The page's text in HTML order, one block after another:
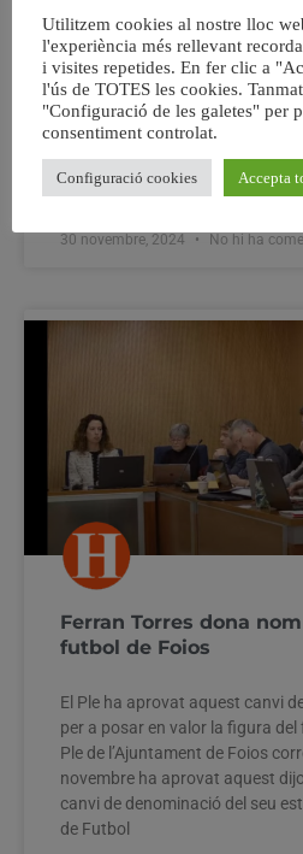
7 entitats i ciutadans
desembre, els guardons que
compromís amb el municipi. Els
de l’Eliana celebraran el pròxim 6
motiu del Dia de la Constitució,
En la gala, que enguany se
30 novembre, 2024 No hi ha
Ferran Torres dona
futbol de Foios
El Ple ha aprovat aquest canvi
per a posar en valor la figura
Ple de l’Ajuntament de Foios
novembre ha aprovat aquest
canvi de denominació del seu
de Futbol
Utilitzem cookies al nostre lloc
l'experiència més rellevant
i visites repetides. En fer clic a
l'ús de TOTES les cookies.
"Configuració de les galetes" per
consentiment controlat.
Configuració cookies Accepta